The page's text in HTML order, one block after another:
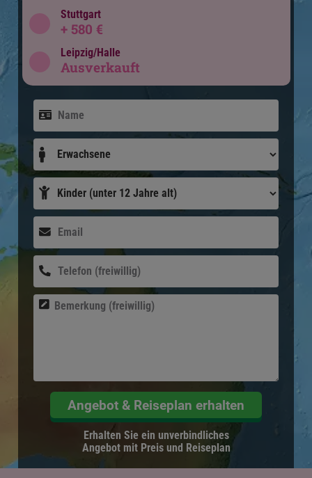
Stuttgart
+ 580 €
Leipzig/Halle
Ausverkauft
Angebot & Reiseplan erhalten
Erhalten Sie ein unverbindliches
Angebot mit Preis und Reiseplan